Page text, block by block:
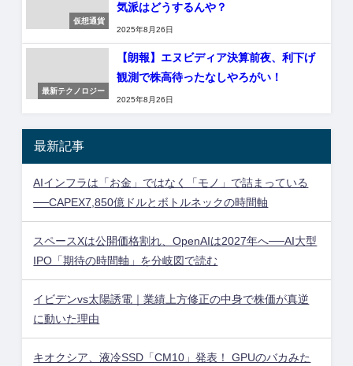
仮想通貨
気派はどうするんや？
2025年8月26日
最新テクノロジー
【朗報】エヌビディア決算前夜、利下げ
観測で株高待ったなしやろがい！
2025年8月26日
最新記事
AIインフラは「お金」ではなく「モノ」で詰まっている
──CAPEX7,850億ドルとボトルネックの時間軸
スペースXは公開価格割れ、OpenAIは2027年へ──AI大型
IPO「期待の時間軸」を分岐図で読む
イビデンvs太陽誘電｜業績上方修正の中身で株価が真逆
に動いた理由
キオクシア、液冷SSD「CM10」発表！ GPUのバカみた